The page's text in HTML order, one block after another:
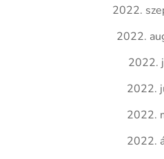
2022.
2022.
2022.
2022.
2022.
2022.